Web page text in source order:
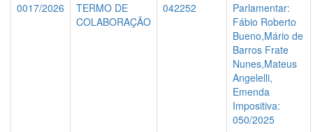
0017/2026
TERMO DE
COLABORAÇÃO
042252
Parlamentar:
Fábio Roberto
Bueno,Mário de
Barros Frate
Nunes,Mateus
Angelelli,
Emenda
Impositiva:
050/2025